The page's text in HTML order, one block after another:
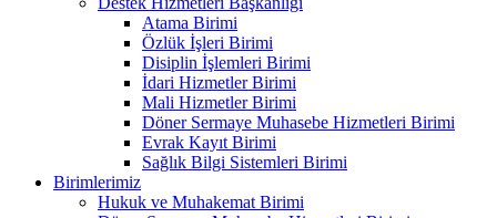
Atama Birimi
Özlük İşleri Birimi
Disiplin İşlemleri Birimi
İdari Hizmetler Birimi
Mali Hizmetler Birimi
Döner Sermaye Muhasebe Hizmetleri Birimi
Evrak Kayıt Birimi
Sağlık Bilgi Sistemleri Birimi
Birimlerimiz
Hukuk ve Muhakemat Birimi